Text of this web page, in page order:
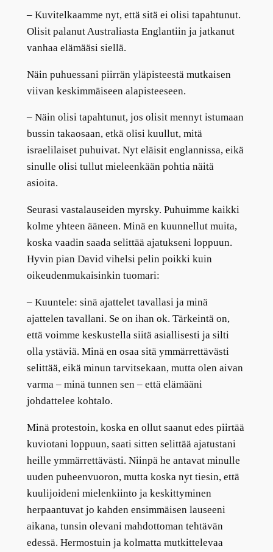
–Kuvitelkaamme nyt, että sitä ei olisi tapahtunut.
Olisit palanut Australiasta Englantiin ja jatkanut
vanhaa elämääsi siellä.
Näin puhuessani piirrän yläpisteestä mutkaisen
viivan keskimmäiseen alapisteeseen.
–Näin olisi tapahtunut, jos olisit mennyt istumaan
bussin takaosaan, etkä olisi kuullut, mitä
israelilaiset puhuivat. Nyt eläisit englannissa, eikä
sinulle olisi tullut mieleenkään pohtia näitä
asioita.
Seurasi vastalauseiden myrsky. Puhuimme kaikki
kolme yhteen ääneen. Minä en kuunnellut muita,
koska vaadin saada selittää ajatukseni loppuun.
Hyvin pian David vihelsi pelin poikki kuin
oikeudenmukaisinkin tuomari:
–Kuuntele: sinä ajattelet tavallasi ja minä
ajattelen tavallani. Se on ihan ok. Tärkeintä on,
että voimme keskustella siitä asiallisesti ja silti
olla ystäviä. Minä en osaa sitä ymmärrettävästi
selittää, eikä minun tarvitsekaan, mutta olen aivan
varma – minä tunnen sen – että elämääni
johdattelee kohtalo.
Minä protestoin, koska en ollut saanut edes piirtää
kuviotani loppuun, saati sitten selittää ajatustani
heille ymmärrettävästi. Niinpä he antavat minulle
uuden puheenvuoron, mutta koska nyt tiesin, että
kuulijoideni mielenkiinto ja keskittyminen
herpaantuvat jo kahden ensimmäisen lauseeni
aikana, tunsin olevani mahdottoman tehtävän
edessä. Hermostuin ja kolmatta mutkittelevaa